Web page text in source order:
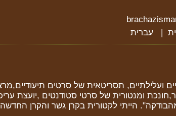
עברית
ועלילתיים, תסריטאית של סרטים
ומנטורית של סרטי סטודנטים ,יועצת
הייתי לקטורית בקרן גשר והקרן